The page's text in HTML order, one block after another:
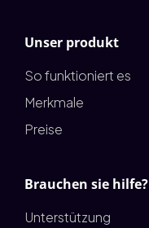
Unser produkt
So funktioniert es
Merkmale
Preise
Brauchen sie hilfe?
Unterstützung